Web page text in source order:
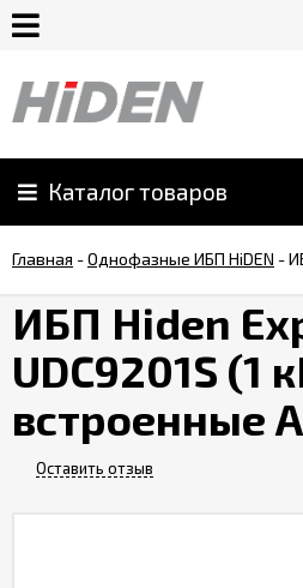
Главная
О
Оплата
Монтаж
Каталог товаров
Главная -Однофазные ИБП HiDEN -
ИБП Hiden
UDC9201S (1
встроенные
Оставить отзыв